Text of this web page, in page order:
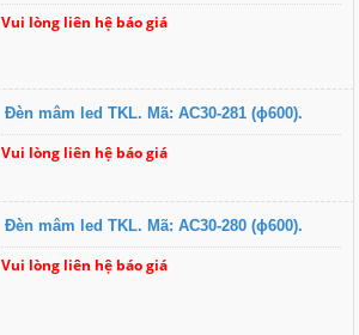
Vui lòng liên hệ báo giá
Đèn mâm led TKL. Mã: AC30-281 (ɸ600).
Vui lòng liên hệ báo giá
Đèn mâm led TKL. Mã: AC30-280 (ɸ600).
Vui lòng liên hệ báo giá